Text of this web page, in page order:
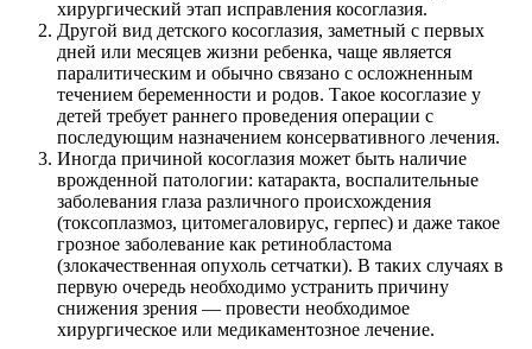
хирургический этап исправления косоглазия.
Другой вид детского косоглазия, заметный с первых
дней или месяцев жизни ребенка, чаще является
паралитическим и обычно связано с осложненным
течением беременности и родов. Такое косоглазие у
детей требует раннего проведения операции с
последующим назначением консервативного лечения.
Иногда причиной косоглазия может быть наличие
врожденной патологии: катаракта, воспалительные
заболевания глаза различного происхождения
(токсоплазмоз, цитомегаловирус, герпес) и даже такое
грозное заболевание как ретинобластома
(злокачественная опухоль сетчатки). В таких случаях в
первую очередь необходимо устранить причину
снижения зрения — провести необходимое
хирургическое или медикаментозное лечение.